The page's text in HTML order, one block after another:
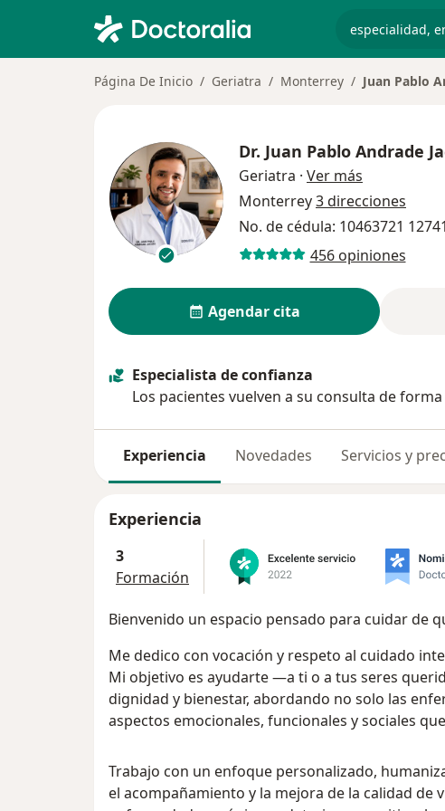
Página De Inicio Geriatra Monterrey Juan Pablo
Dr. Juan Pablo Andrade
Geriatra · Ver más
Monterrey3 direcciones
No. de cédula: 10463721
456 opiniones
Agendar cita
Especialista de confianza
Los pacientes vuelven a su consulta de
Experiencia Novedades Servicios y
Experiencia
3
Formación
Bienvenido un espacio pensado para cuidar de
Me dedico con vocación y respeto al cuidado
Mi objetivo es ayudarte —a ti o a tus seres
dignidad y bienestar, abordando no solo las
aspectos emocionales, funcionales y sociales
Trabajo con un enfoque personalizado,
el acompañamiento y la mejora de la calidad de